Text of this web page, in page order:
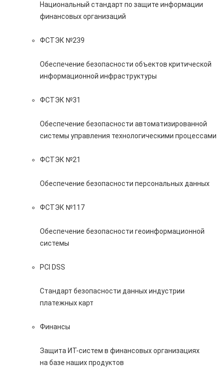
Национальный стандарт по защите информации
финансовых организаций
ФСТЭК №239
Обеспечение безопасности объектов критической
информационной инфраструктуры
ФСТЭК №31
Обеспечение безопасности автоматизированной
системы управления технологическими процессами
ФСТЭК №21
Обеспечение безопасности персональных данных
ФСТЭК №117
Обеспечение безопасности геоинформационной
системы
PCI DSS
Стандарт безопасности данных индустрии
платежных карт
Финансы
Защита ИТ-систем в финансовых организациях
на базе наших продуктов